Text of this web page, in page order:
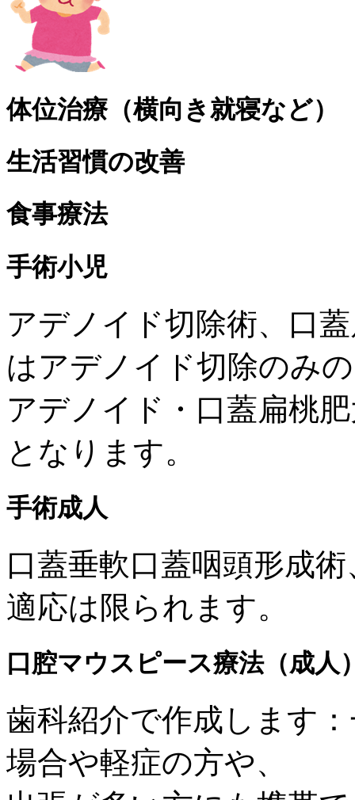
体位治療（横向き就寝など）
生活習慣の改善
食事療法
手術小児
アデノイド切除術、口
はアデノイド切除のみ
アデノイド・口蓋扁桃
となります。
手術成人
口蓋垂軟口蓋咽頭形成
適応は限られます。
口腔マウスピース療法（成人
歯科紹介で作成します
場合や軽症の方や、